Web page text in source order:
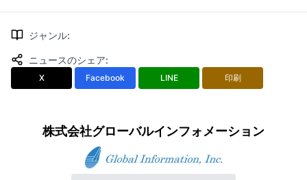
ジャンル:
ニュースのシェア:
X Facebook LINE 印刷
株式会社グローバルインフォメーション